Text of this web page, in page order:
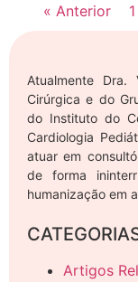
« Anterior 1
Atualmente
Cirúrgica e do
do Instituto do
Cardiologia
atuar em
de forma
humanização em
Artigos